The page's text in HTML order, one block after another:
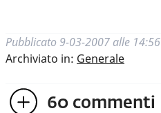
Pubblicato 9-03-2007 alle 14:56
Archiviato in: Generale
60 commenti